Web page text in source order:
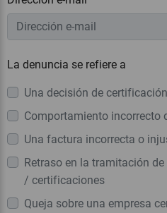
La denuncia se refiere a
Una decisión de
Comportamiento incorrecto
Una factura incorrecta o
Retraso en la tramitación
/ certificaciones
Queja sobre una empresa